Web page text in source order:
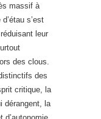
massif à
s’est
leur
des clous.
des
critique, la
dérangent, la